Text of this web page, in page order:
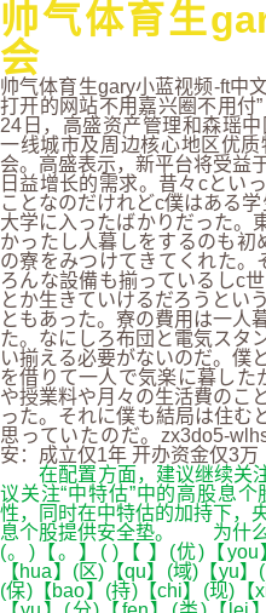
帅气体育生
会
帅气体育生gary小蓝视频-ft中
打开的网站不用嘉兴圈不用
24日，高盛资产管理和森瑶
一线城市及周边核心地区优
会。高盛表示，新平台将受益
日益增长的需求。昔々cとい
ことなのだけれどc僕はある
大学に入ったばかりだった。
かったし人暮しをするのも初
の寮をみつけてきてくれた。
ろんな設備も揃っているしc
とか生きていけるだろうとい
ともあった。寮の費用は一人
た。なにしろ布団と電気スタ
い揃える必要がないのだ。僕
を借りて一人で気楽に暮した
や授業料や月々の生活費のこ
った。それに僕も結局は住む
思っていたのだ。zx3do5-
安：成立仅1年 开办资金仅3万
在配置方面，建议继续关
议关注“中特估”中的高股息
性，同时在中特估的加持下，
息个股提供安全垫。 为什
(。)【。】( )【 】(优)【
【hua】(区)【qu】(域)【yu
(保)【bao】(持)【chi】(现)【